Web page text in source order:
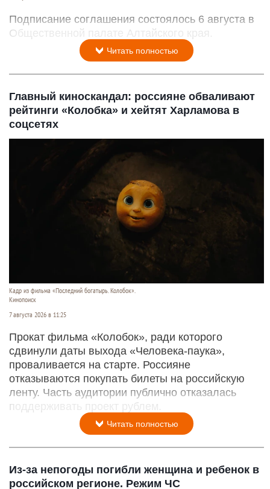
Подписание соглашения состоялось 6 августа в
Общественной палате Алтайского края.
Читать полностью
Главный киноскандал: россияне обваливают
рейтинги «Колобка» и хейтят Харламова в
соцсетях
Кадр из фильма «Последний богатырь. Колобок».
Кинопоиск
7 августа 2026 в 11:25
Прокат фильма «Колобок», ради которого
сдвинули даты выхода «Человека-паука»,
проваливается на старте. Россияне
отказываются покупать билеты на российскую
ленту. Часть аудитории публично отказалась
поддерживать проект рублем.
Читать полностью
Из-за непогоды погибли женщина и ребенок в
российском регионе. Режим ЧС